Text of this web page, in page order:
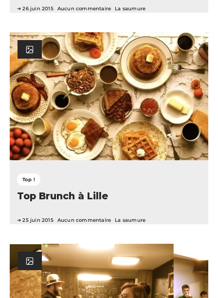
26 juin 2015 Aucun commentaire La saumure
Top !
Top Brunch à Lille
25 juin 2015 Aucun commentaire La saumure